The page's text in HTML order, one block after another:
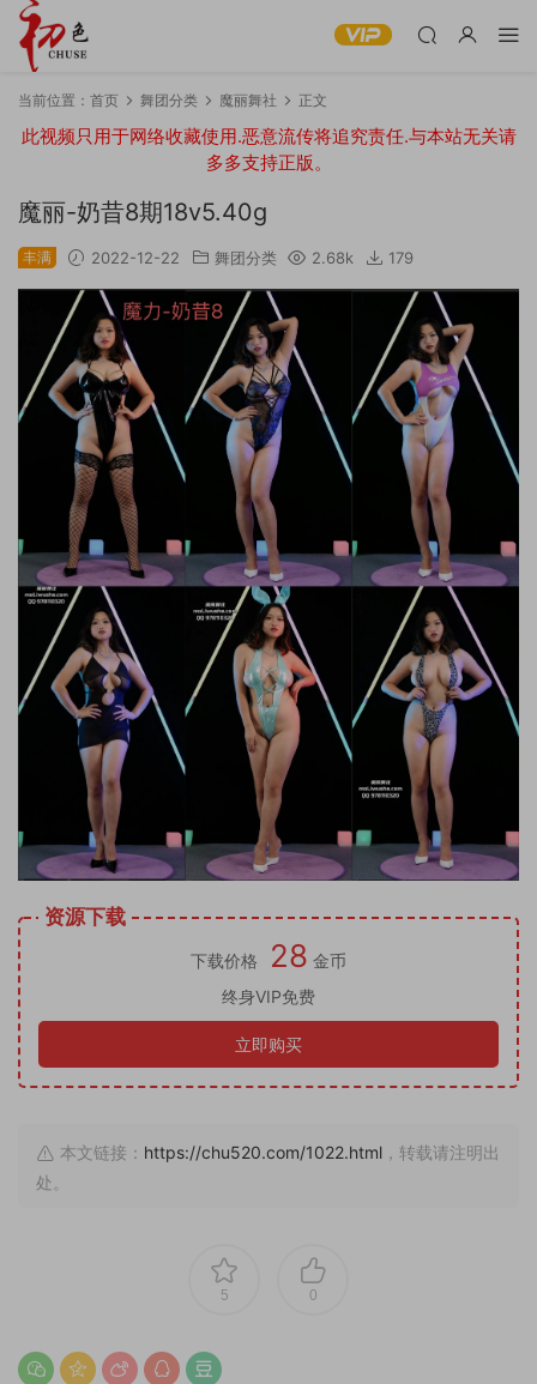
当前位置： 首页 舞团分类 魔丽舞社 正文
此视频只用于网络收藏使用.恶意流传将追究责任.与本站无关请
多多支持正版。
魔丽-奶昔8期18v5.40g
丰满 2022-12-22 舞团分类 2.68k 179
资源下载
下载价格 28 金币
终身VIP免费
立即购买
本文链接： https://chu520.com/1022.html ，转载请注明出
处。
5 0